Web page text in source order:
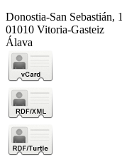
Donostia-San Sebastián, 1
01010 Vitoria-Gasteiz
Álava